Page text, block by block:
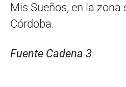
Mis Sueños, en la zona
Córdoba.
Fuente Cadena 3